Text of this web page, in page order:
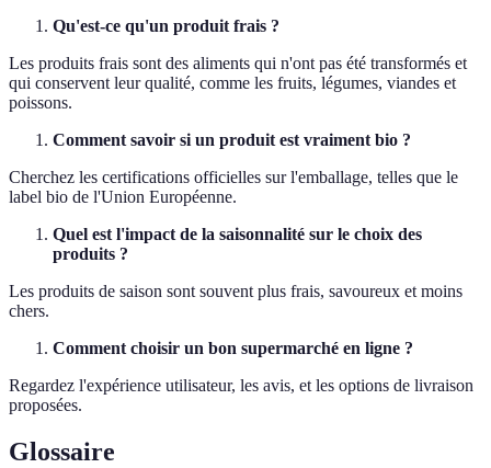
Qu'est-ce qu'un produit frais ?
Les produits frais sont des aliments qui n'ont pas été transformés et
qui conservent leur qualité, comme les fruits, légumes, viandes et
poissons.
Comment savoir si un produit est vraiment bio ?
Cherchez les certifications officielles sur l'emballage, telles que le
label bio de l'Union Européenne.
Quel est l'impact de la saisonnalité sur le choix des
produits ?
Les produits de saison sont souvent plus frais, savoureux et moins
chers.
Comment choisir un bon supermarché en ligne ?
Regardez l'expérience utilisateur, les avis, et les options de livraison
proposées.
Glossaire